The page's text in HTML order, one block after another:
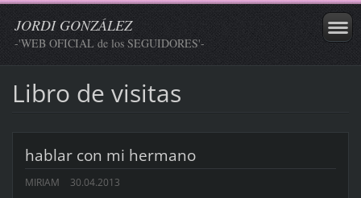
JORDI GONZÁLEZ
-'WEB OFICIAL de los SEGUIDORES'-
Libro de visitas
hablar con mi hermano
MIRIAM 30.04.2013